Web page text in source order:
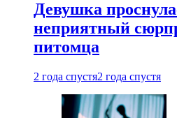
Девушка
неприятный
питомца
2 года спустя2 года спустя